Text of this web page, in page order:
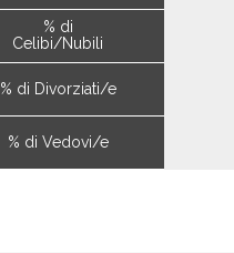
% di
Celibi/Nubili
% di Divorziati/e
% di Vedovi/e